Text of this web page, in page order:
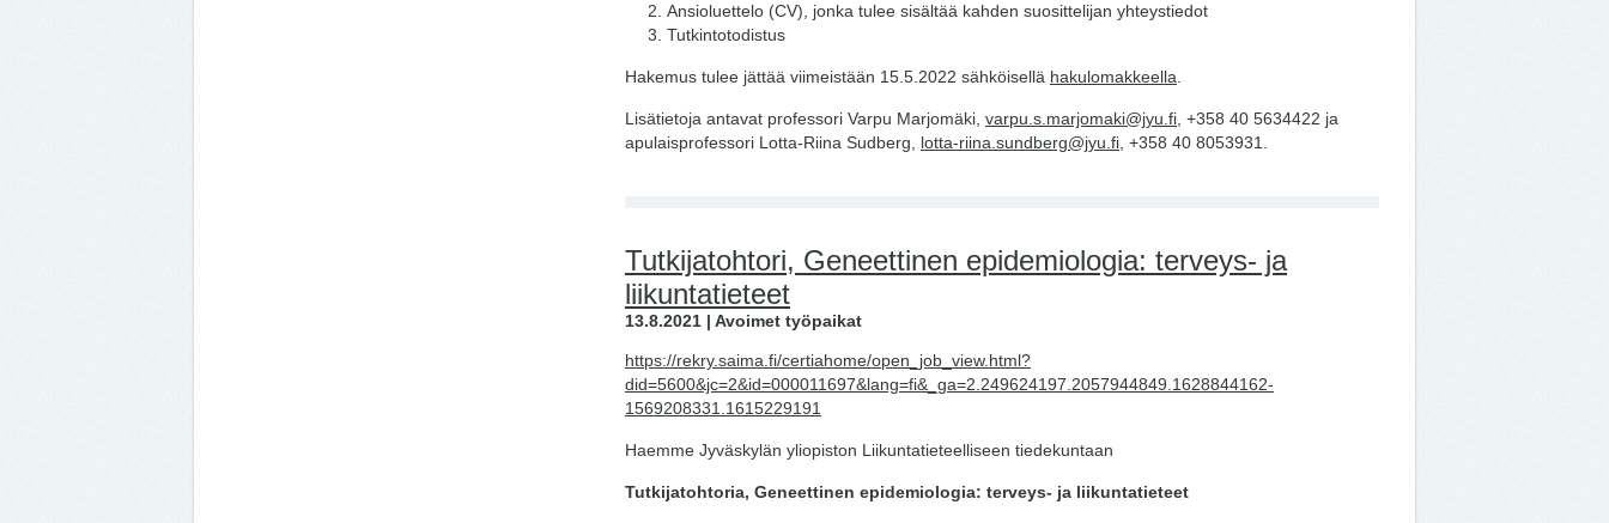
Ansioluettelo (CV), jonka tulee sisältää kahden suosittelijan yhteystiedot
Tutkintotodistus
Hakemus tulee jättää viimeistään 15.5.2022 sähköisellä hakulomakkeella
Lisätietoja antavat professori Varpu Marjomäki, varpu.s.marjomaki@jyu.fi, +358 40 5634422 ja
apulaisprofessori Lotta-Riina Sudberg, lotta-riina.sundberg@jyu.fi, +358 40 8053931.
Tutkijatohtori, Geneettinen epidemiologia: terveys- ja
liikuntatieteet
13.8.2021 | Avoimet työpaikat
https://rekry.saima.fi/certiahome/open_job_view.html?
did=5600&jc=2&id=000011697&lang=fi&_ga=2.249624197.2057944849.1628844162-
1569208331.1615229191
Haemme Jyväskylän yliopiston Liikuntatieteelliseen tiedekuntaan
Tutkijatohtoria, Geneettinen epidemiologia: terveys- ja liikuntatieteet